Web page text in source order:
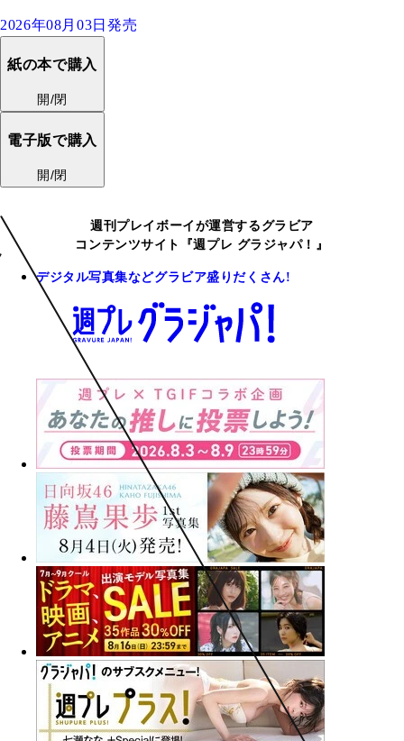
2026年08月03日発売
紙の本で購入
開/閉
電子版で購入
開/閉
週刊プレイボーイが運営するグラビア
コンテンツサイト『週プレ グラジャパ！』
デジタル写真集などグラビア盛りだくさん!